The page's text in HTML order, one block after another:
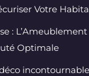
Votre
:
Optimale